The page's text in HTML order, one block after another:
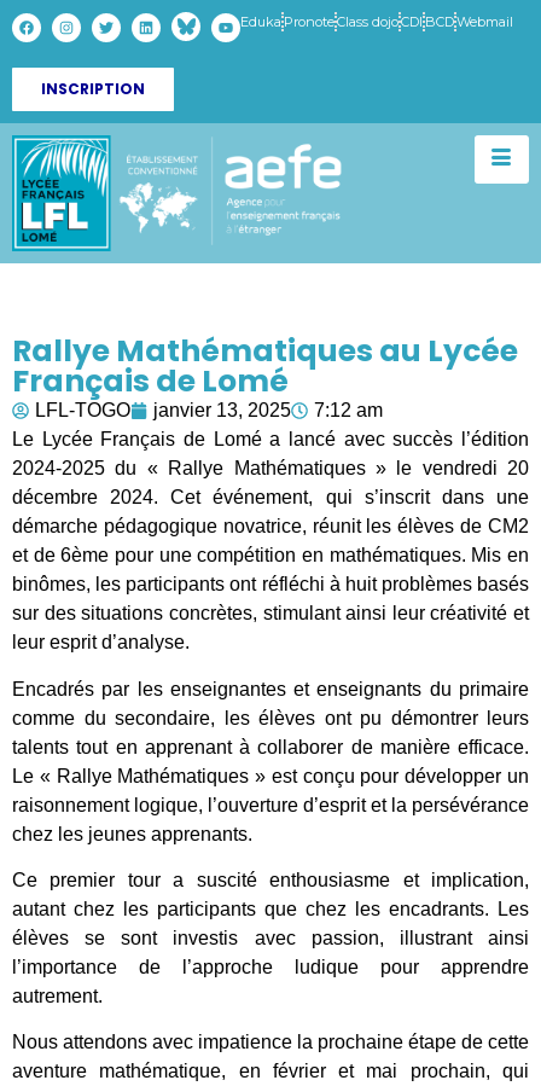
Eduka PronoteClass dojoCDI BCDWebmail
INSCRIPTION
Rallye Mathématiques au Lycée
Français de Lomé
LFL-TOGO janvier 13, 2025
7:12 am
Le Lycée Français de Lomé a lancé avec succès l’édition
2024-2025 du « Rallye Mathématiques » le vendredi 20
décembre 2024. Cet événement, qui s’inscrit dans une
démarche pédagogique novatrice, réunit les élèves de CM2
et de 6ème pour une compétition en mathématiques. Mis en
binômes, les participants ont réfléchi à huit problèmes basés
sur des situations concrètes, stimulant ainsi leur créativité et
leur esprit d’analyse.
Encadrés par les enseignantes et enseignants du primaire
comme du secondaire, les élèves ont pu démontrer leurs
talents tout en apprenant à collaborer de manière efficace.
Le « Rallye Mathématiques » est conçu pour développer un
raisonnement logique, l’ouverture d’esprit et la persévérance
chez les jeunes apprenants.
Ce premier tour a suscité enthousiasme et implication,
autant chez les participants que chez les encadrants. Les
élèves se sont investis avec passion, illustrant ainsi
l’importance de l’approche ludique pour apprendre
autrement.
Nous attendons avec impatience la prochaine étape de cette
aventure mathématique, en février et mai prochain, qui